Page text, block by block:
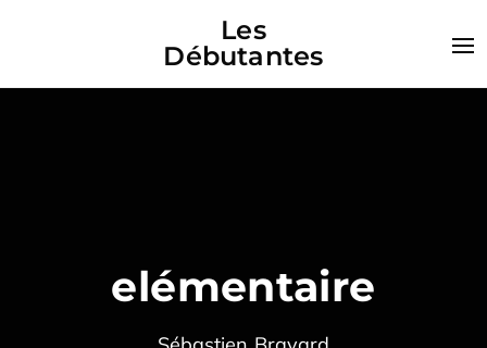
Les
Débutantes
elémentaire